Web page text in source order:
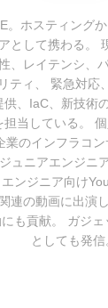
。ホスティング
として携わる。
、レイテンシ、
ティ、 緊急対応
、IaC、新技術
担当している。
のインフラコン
ュニアエンジニ
ンジニア向け
連の動画に出演
にも貢献。 ガジ
としても発信